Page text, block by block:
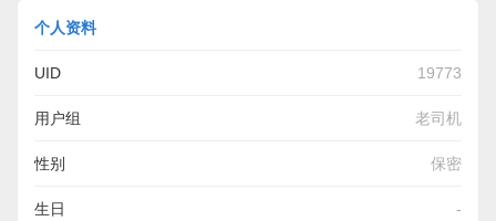
个人资料
UID 19773
用户组 老司机
性别 保密
生日 -